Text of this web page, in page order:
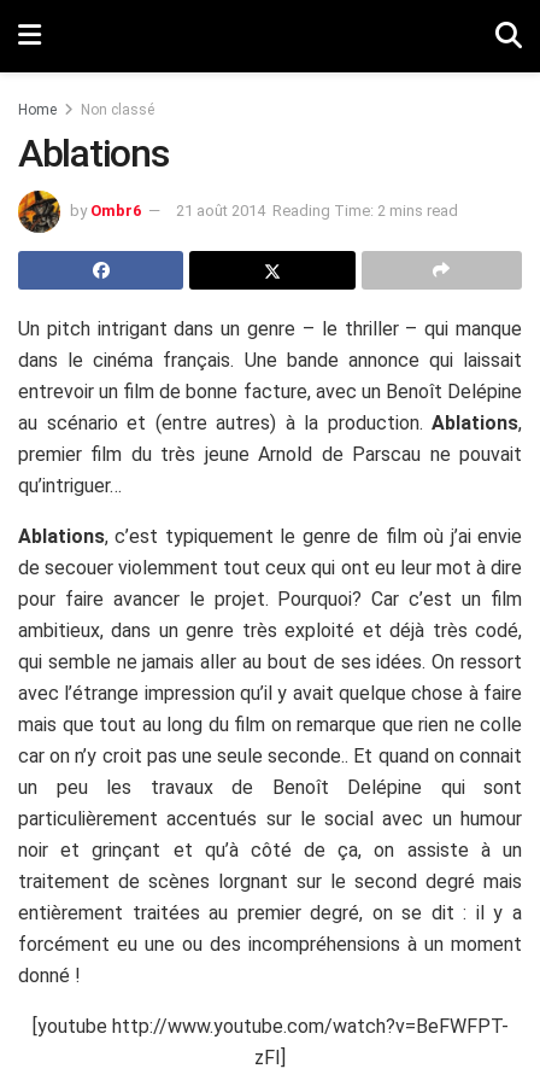
Home Non classé
Ablations
by Ombr6 21 août 2014 Reading Time: 2 mins read
Un pitch intrigant dans un genre – le thriller – qui manque
dans le cinéma français. Une bande annonce qui laissait
entrevoir un film de bonne facture, avec un Benoît Delépine
au scénario et (entre autres) à la production. Ablations,
premier film du très jeune Arnold de Parscau ne pouvait
qu’intriguer…
Ablations, c’est typiquement le genre de film où j’ai envie
de secouer violemment tout ceux qui ont eu leur mot à dire
pour faire avancer le projet. Pourquoi? Car c’est un film
ambitieux, dans un genre très exploité et déjà très codé,
qui semble ne jamais aller au bout de ses idées. On ressort
avec l’étrange impression qu’il y avait quelque chose à faire
mais que tout au long du film on remarque que rien ne colle
car on n’y croit pas une seule seconde.. Et quand on connait
un peu les travaux de Benoît Delépine qui sont
particulièrement accentués sur le social avec un humour
noir et grinçant et qu’à côté de ça, on assiste à un
traitement de scènes lorgnant sur le second degré mais
entièrement traitées au premier degré, on se dit : il y a
forcément eu une ou des incompréhensions à un moment
donné !
[youtube http://www.youtube.com/watch?v=BeFWFPT-
zFI]